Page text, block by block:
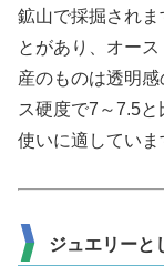
鉱山で採掘され
とがあり、オー
産のものは透明
ス硬度で7～7.5
使いに適していま
ジュエリーと